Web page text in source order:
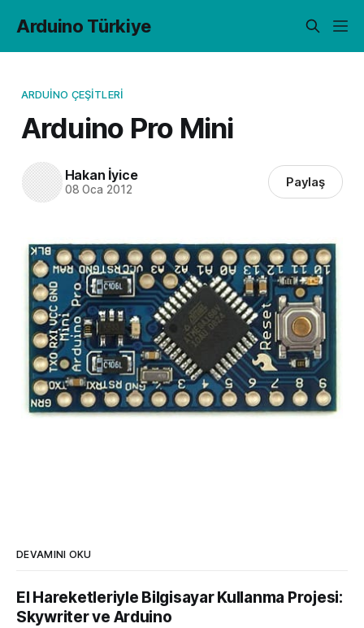
Arduino Türkiye
ARDUINO ÇEŞITLERI
Arduino Pro Mini
Hakan İyice
08 Oca 2012 Paylaş
DEVAMINI OKU
El Hareketleriyle Bilgisayar Kullanma Projesi:
Skywriter ve Arduino